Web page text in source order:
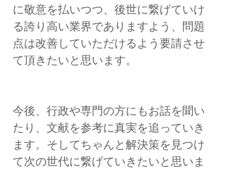
に敬意を払いつつ、後世に繋げていけ
る誇り高い業界でありますよう、問題
点は改善していただけるよう要請させ
て頂きたいと思います。
今後、行政や専門の方にもお話を聞い
たり、文献を参考に真実を追っていき
ます。そしてちゃんと解決策を見つけ
て次の世代に繋げていきたいと思いま